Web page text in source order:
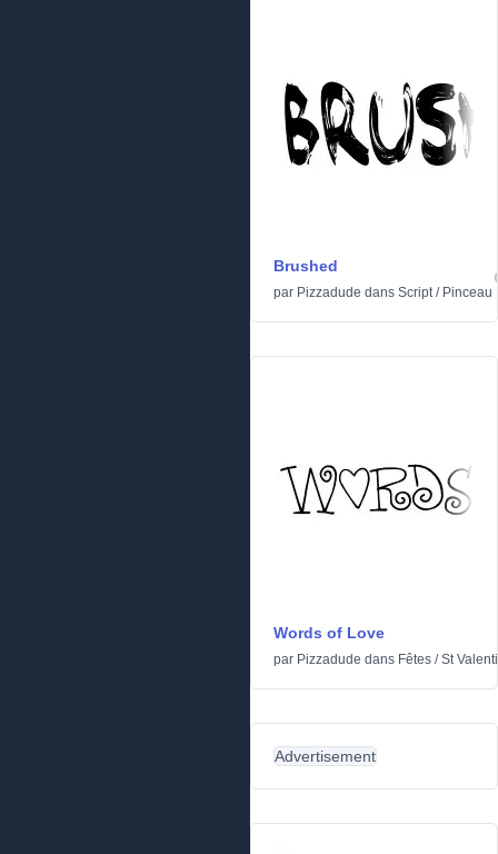
Brushed
par Pizzadude dans Script/ Pinceau
Words of Love
par Pizzadude dans Fêtes /St
Advertisement